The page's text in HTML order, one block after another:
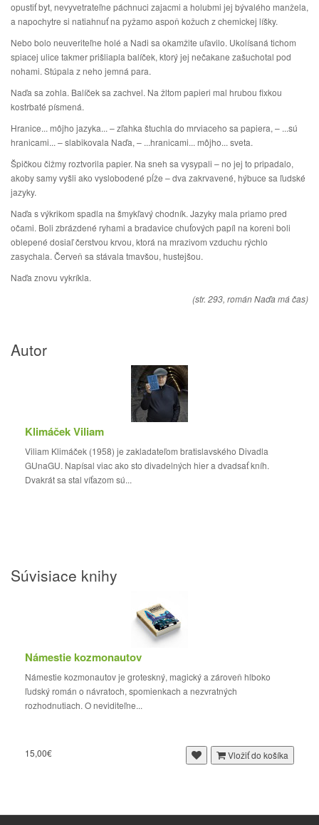
opustiť byt, nevyvetrateľne páchnuci zajacmi a holubmi jej bývalého manžela,
a napochytre si natiahnuť na pyžamo aspoň kožuch z chemickej líšky.
Nebo bolo neuveriteľne holé a Nadi sa okamžite uľavilo. Ukolísaná tichom
spiacej ulice takmer prišliapla balíček, ktorý jej nečakane zašuchotal pod
nohami. Stúpala z neho jemná para.
Naďa sa zohla. Balíček sa zachvel. Na žltom papieri mal hrubou fixkou
kostrbaté písmená.
Hranice... môjho jazyka... – zľahka štuchla do mrviaceho sa papiera, – ...sú
hranicami... – slabikovala Naďa, – ...hranicami... môjho... sveta.
Špičkou čižmy roztvorila papier. Na sneh sa vysypali – no jej to pripadalo,
akoby samy vyšli ako vyslobodené pĺže – dva zakrvavené, hýbuce sa ľudské
jazyky.
Naďa s výkrikom spadla na šmykľavý chodník. Jazyky mala priamo pred
očami. Boli zbrázdené ryhami a bradavice chuťových papíl na koreni boli
oblepené dosiaľ čerstvou krvou, ktorá na mrazivom vzduchu rýchlo
zasychala. Červeň sa stávala tmavšou, hustejšou.
Naďa znovu vykríkla.
(str. 293, román Naďa má čas)
Autor
Klimáček Viliam
Viliam Klimáček (1958) je zakladateľom bratislavského Divadla
GUnaGU. Napísal viac ako sto divadelných hier a dvadsať kníh.
Dvakrát sa stal víťazom sú...
Súvisiace knihy
Námestie kozmonautov
Námestie kozmonautov je groteskný, magický a zároveň hlboko
ľudský román o návratoch, spomienkach a nezvratných
rozhodnutiach. O neviditeľne...
15,00€ Vložiť do košíka